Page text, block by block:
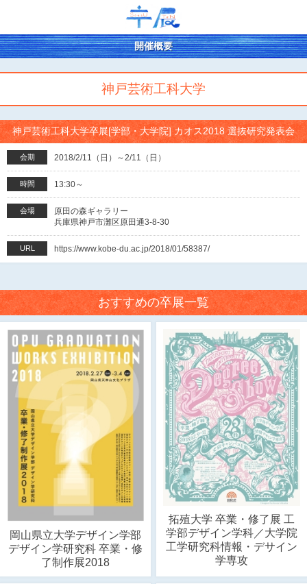
開催概要
神戸芸術工科大学
神戸芸術工科大学卒展[学部・大学院] カオス2018 選抜研究発表会
会期 2018/2/11（日）～2/11（日）
時間 13:30～
会場
原田の森ギャラリー
兵庫県神戸市灘区原田通3-8-30
URL https://www.kobe-du.ac.jp/2018/01/58387/
おすすめの卒展一覧
岡山県立大学デザイン学部
デザイン学研究科 卒業・修
了制作展2018
拓殖大学 卒業・修了展 工
学部デザイン学科／大学院
工学研究科情報・デサイン
学専攻